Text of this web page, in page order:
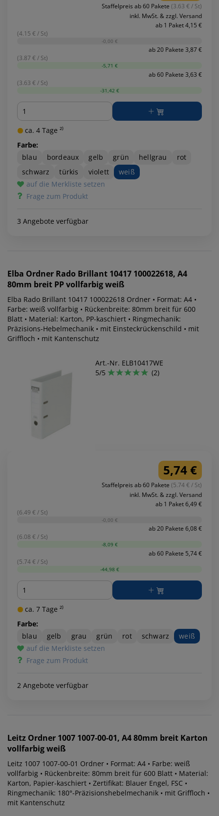
Staffelpreis ab 60 Pakete (3.63 € / St)
inkl. MwSt. & zzgl. Versand
ab 1 Paket 4,15 €
(4.15 € / St)
-0,00 €
ab 20 Pakete 3,87 €
(3.87 € / St)
-5,71 €
ab 60 Pakete 3,63 €
(3.63 € / St)
-31,42 €
Menge
ca. 4 Tage ²⁾
Farbe:
blau
bordeaux gelb grün hellgrau
rot
schwarz
türkis violett
weiß
auf die Merkliste setzen
Frage zum Produkt
3 Angebote verfügbar
Elba Ordner Rado Brillant 10417 100022618, A4
80mm breit PP vollfarbig weiß
Elba Rado Brillant 10417 100022618 Ordner • Format: A4 •
Farbe: weiß vollfarbig • Rückenbreite: 80mm breit für 600
Blatt • Material: Karton, PP-kaschiert • Ringmechanik:
Präzisions-Hebelmechanik • mit Einsteckrückenschild • mit
Griffloch • mit Kantenschutz
Art.-Nr. ELB10417WE
5/5
(2)
5,74 €
Staffelpreis ab 60 Pakete (5.74 € / St)
inkl. MwSt. & zzgl. Versand
ab 1 Paket 6,49 €
(6.49 € / St)
-0,00 €
ab 20 Pakete 6,08 €
(6.08 € / St)
-8,09 €
ab 60 Pakete 5,74 €
(5.74 € / St)
-44,98 €
Menge
ca. 7 Tage ²⁾
Farbe:
blau
gelb grau grün rot schwarz
weiß
auf die Merkliste setzen
Frage zum Produkt
2 Angebote verfügbar
Leitz Ordner 1007 1007-00-01, A4 80mm breit Karton
vollfarbig weiß
Leitz 1007 1007-00-01 Ordner • Format: A4 • Farbe: weiß
vollfarbig • Rückenbreite: 80mm breit für 600 Blatt • Material:
Karton, Papier-kaschiert • Zertifikat: Blauer Engel, FSC •
Ringmechanik: 180°-Präzisionshebelmechanik • mit Griffloch •
mit Kantenschutz